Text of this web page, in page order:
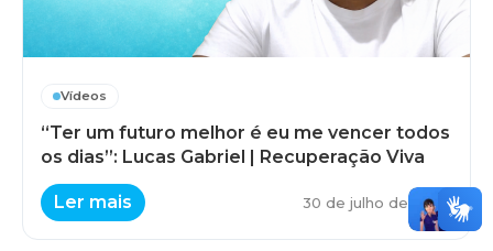
Vídeos
“Ter um futuro melhor é eu me vencer todos
os dias”: Lucas Gabriel | Recuperação Viva
Ler mais 30 de julho de 2026